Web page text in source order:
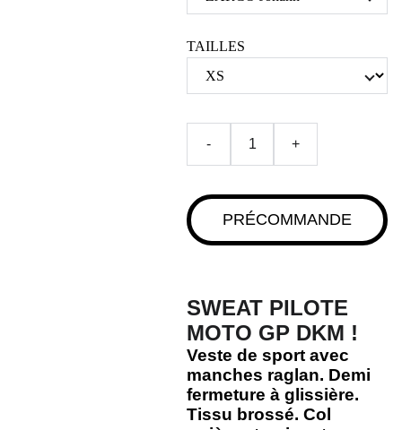
TAILLES
- +
PRÉCOMMANDE
SWEAT PILOTE
MOTO GP DKM !
Veste de sport avec
manches raglan. Demi
fermeture à glissière.
Tissu brossé. Col